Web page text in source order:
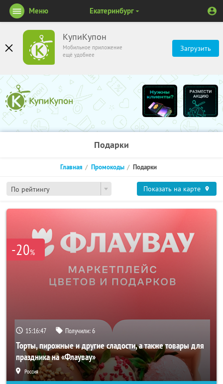
КупиКупон
Мобильное приложение
ещё удобнее
Загрузить
Меню Екатеринбург
Подарки
По рейтингу
Главная Промокоды Подарки
Показать на карте
-20%
15:16:46 Получили:6
Торты, пирожные и другие сладости, а также товары для
праздника на «Флаувау»
Россия